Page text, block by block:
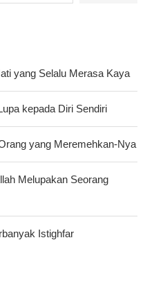
yang Selalu Merasa Kaya
kepada Diri Sendiri
yang Meremehkan-Nya
Melupakan Seorang
Istighfar